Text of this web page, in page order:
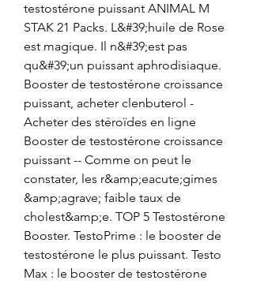
testostérone puissant ANIMAL M
STAK 21 Packs. L&#39;huile de Rose
est magique. Il n&#39;est pas
qu&#39;un puissant aphrodisiaque.
Booster de testostérone croissance
puissant, acheter clenbuterol -
Acheter des stéroïdes en ligne
Booster de testostérone croissance
puissant -- Comme on peut le
constater, les r&amp;eacute;gimes
&amp;agrave; faible taux de
cholest&amp;e. TOP 5 Testostérone
Booster. TestoPrime : le booster de
testostérone le plus puissant. Testo
Max : le booster de testostérone